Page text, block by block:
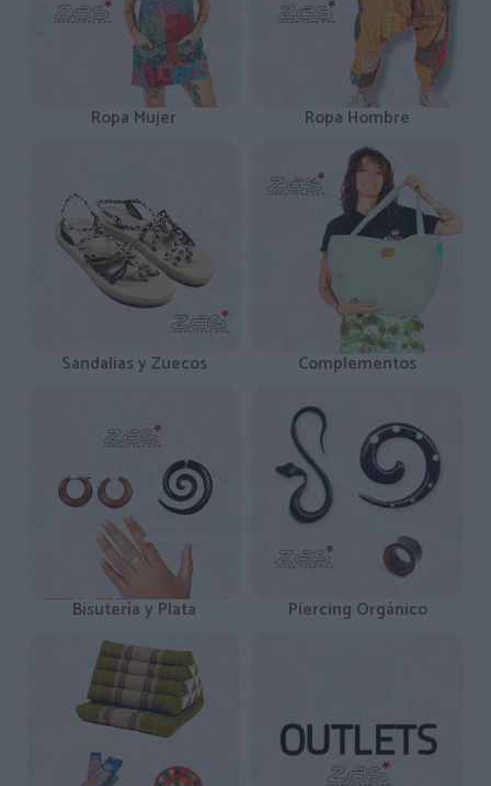
Ropa Mujer Ropa Hombre
Sandalias y Zuecos Complementos
Bisutería y Plata Piercing Orgánico